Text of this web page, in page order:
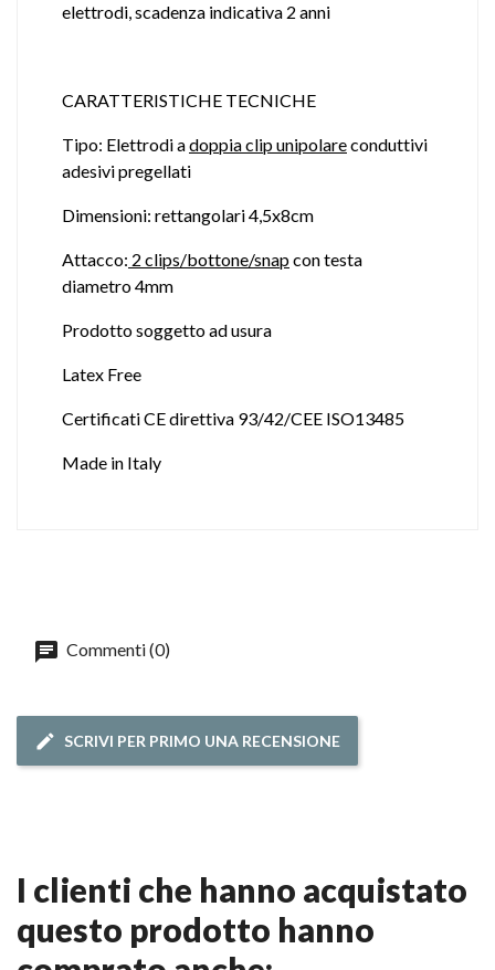
elettrodi, scadenza indicativa 2 anni
CARATTERISTICHE TECNICHE
Tipo: Elettrodi adoppia clip unipolareconduttivi
adesivi pregellati
Dimensioni: rettangolari 4,5x8cm
Attacco: 2 clips/bottone/snapcon testa
diametro 4mm
Prodotto soggetto ad usura
Latex Free
Certificati CE direttiva 93/42/CEE ISO13485
Made in Italy
Commenti (0)
SCRIVI PER PRIMO UNA RECENSIONE
i clienti che hanno acquistato
questo prodotto hanno